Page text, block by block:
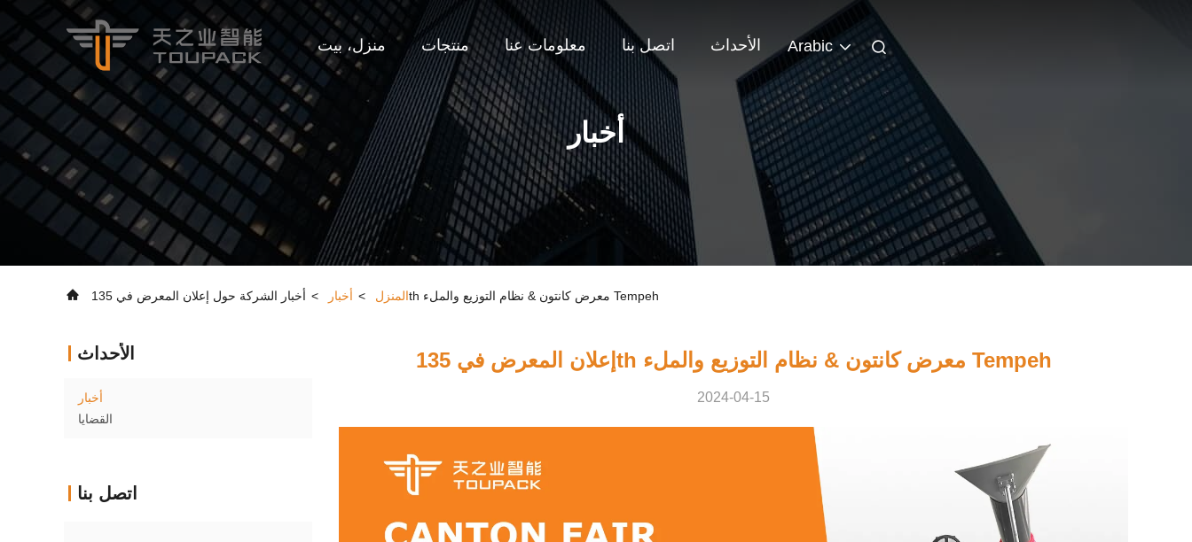
منزل، بيت منتجات معلومات عنا اتصل بنا الأحداث Arabic
أخبار
المنزل > أخبار > أخبار الشركة حول إعلان المعرض في 135th معرض كانتون & نظام التوزيع والملء Tempeh
الأحداث
أخبار
القضايا
اتصل بنا
إعلان المعرض في 135th معرض كانتون & نظام التوزيع والملء Tempeh
2024-04-15